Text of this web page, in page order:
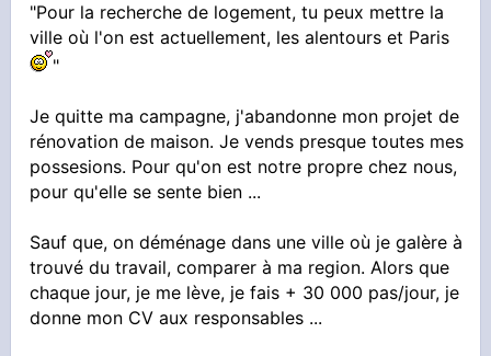
"Pour la recherche de logement, tu peux mettre la
ville où l'on est actuellement, les alentours et Paris
"
Je quitte ma campagne, j'abandonne mon projet de
rénovation de maison. Je vends presque toutes mes
possesions. Pour qu'on est notre propre chez nous,
pour qu'elle se sente bien ...
Sauf que, on déménage dans une ville où je galère à
trouvé du travail, comparer à ma region. Alors que
chaque jour, je me lève, je fais + 30 000 pas/jour, je
donne mon CV aux responsables ...